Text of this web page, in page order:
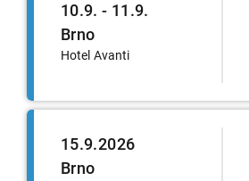
10.9. - 11.9.
Brno
Hotel Avanti
15.9.2026
Brno